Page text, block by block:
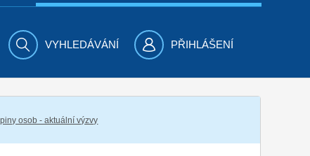
VYHLEDÁVÁNÍ PŘIHLÁŠENÍ
osob - aktuální výzvy